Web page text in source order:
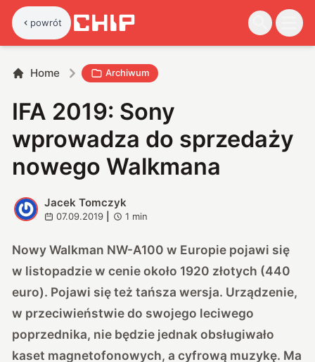
powrót
Home Archiwum
IFA 2019: Sony
wprowadza do sprzedaży
nowego Walkmana
J
Jacek Tomczyk
07.09.2019 1 min
Nowy Walkman NW-A100 w Europie pojawi się
w listopadzie w cenie około 1920 złotych (440
euro). Pojawi się też tańsza wersja. Urządzenie,
w przeciwieństwie do swojego leciwego
poprzednika, nie będzie jednak obsługiwało
kaset magnetofonowych, a cyfrową muzykę. Ma